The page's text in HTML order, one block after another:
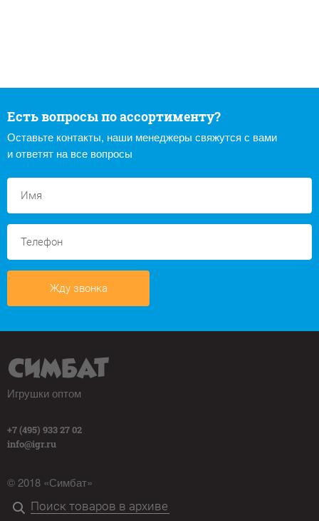
Есть вопросы по ассортименту?
Оставьте контакты, наши менеджеры свяжутся с вами
и ответят на все вопросы
Жду звонка
Игрушки оптом
+7 (495) 933 27 02
info@igr.ru
© 2018 «Симбат»